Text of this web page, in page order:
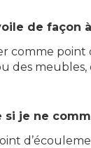
de façon
comme
des
si je ne